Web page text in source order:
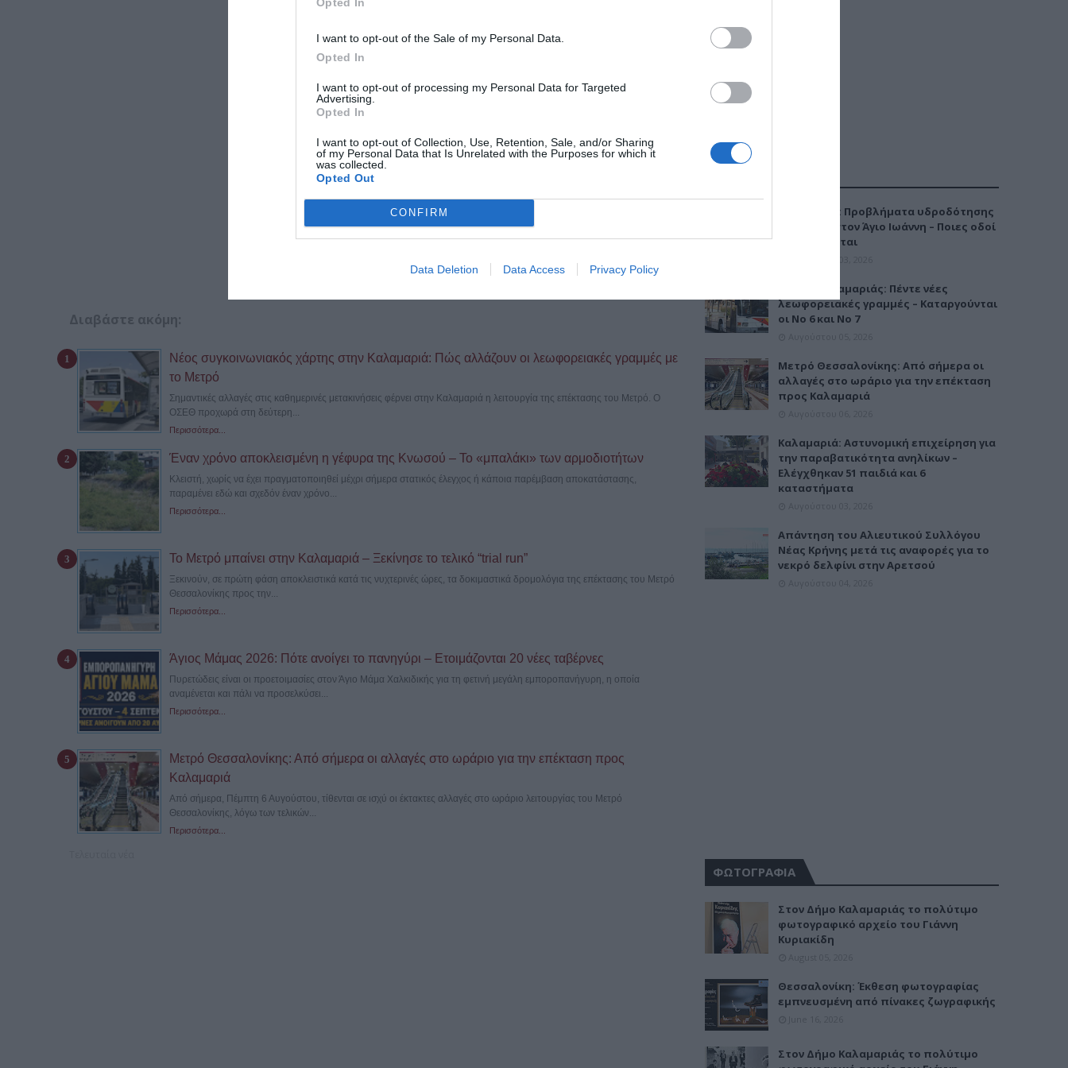
I want to opt-out of the Sale of my Personal Data.
Opted In
I want to opt-out of processing my Personal Data for Targeted
Advertising.
Opted In
I want to opt-out of Collection, Use, Retention, Sale, and/or Sharing
of my Personal Data that Is Unrelated with the Purposes for which it
was collected.
Opted Out
CONFIRM
Data Deletion Data Access Privacy Policy
Διαβάστε ακόμη:
Νέος συγκοινωνιακός χάρτης στην Καλαμαριά: Πώς αλλάζουν οι λεωφορειακές γραμμές με
το Μετρό
Σημαντικές αλλαγές στις καθημερινές μετακινήσεις φέρνει στην Καλαμαριά η λειτουργία της επέκτασης του Μετρό. Ο
ΟΣΕΘ προχωρά στη δεύτερη...
Περισσότερα...
Έναν χρόνο αποκλεισμένη η γέφυρα της Κνωσού – Το «μπαλάκι» των αρμοδιοτήτων
Κλειστή, χωρίς να έχει πραγματοποιηθεί μέχρι σήμερα στατικός έλεγχος ή κάποια παρέμβαση αποκατάστασης,
παραμένει εδώ και σχεδόν έναν χρόνο...
Περισσότερα...
Το Μετρό μπαίνει στην Καλαμαριά – Ξεκίνησε το τελικό “trial run”
Ξεκινούν, σε πρώτη φάση αποκλειστικά κατά τις νυχτερινές ώρες, τα δοκιμαστικά δρομολόγια της επέκτασης του Μετρό
Θεσσαλονίκης προς την...
Περισσότερα...
Άγιος Μάμας 2026: Πότε ανοίγει το πανηγύρι – Ετοιμάζονται 20 νέες ταβέρνες
Πυρετώδεις είναι οι προετοιμασίες στον Άγιο Μάμα Χαλκιδικής για τη φετινή μεγάλη εμποροπανήγυρη, η οποία
αναμένεται και πάλι να προσελκύσει...
Περισσότερα...
Μετρό Θεσσαλονίκης: Από σήμερα οι αλλαγές στο ωράριο για την επέκταση προς
Καλαμαριά
Από σήμερα, Πέμπτη 6 Αυγούστου, τίθενται σε ισχύ οι έκτακτες αλλαγές στο ωράριο λειτουργίας του Μετρό
Θεσσαλονίκης, λόγω των τελικών...
Περισσότερα...
Καλαμαριά: Προβλήματα υδροδότησης
την Τρίτη στον Άγιο Ιωάννη – Ποιες οδοί
επηρεάζονται
Μετρό Καλαμαριάς: Πέντε νέες
λεωφορειακές γραμμές – Καταργούνται
οι Νο 6 και Νο 7
Μετρό Θεσσαλονίκης: Από σήμερα οι
αλλαγές στο ωράριο για την επέκταση
προς Καλαμαριά
Καλαμαριά: Αστυνομική επιχείρηση για
την παραβατικότητα ανηλίκων –
Ελέγχθηκαν 51 παιδιά και 6
καταστήματα
Απάντηση του Αλιευτικού Συλλόγου
Νέας Κρήνης μετά τις αναφορές για το
νεκρό δελφίνι στην Αρετσού
ΦΩΤΟΓΡΑΦΙΑ
Στον Δήμο Καλαμαριάς το πολύτιμο
φωτογραφικό αρχείο του Γιάννη
Κυριακίδη
Θεσσαλονίκη: Έκθεση φωτογραφίας
εμπνευσμένη από πίνακες ζωγραφικής
Στον Δήμο Καλαμαριάς το πολύτιμο